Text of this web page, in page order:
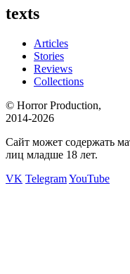
texts
Articles
Stories
Reviews
Collections
© Horror Production,
2014-2026
Сайт может содержать
лиц младше 18 лет.
VK TelegramYouTube